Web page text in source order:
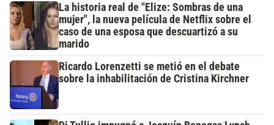
La historia real de "Elize: Sombras de una
mujer", la nueva película de Netflix sobre el
caso de una esposa que descuartizó a su
marido
Ricardo Lorenzetti se metió en el debate
sobre la inhabilitación de Cristina Kirchner